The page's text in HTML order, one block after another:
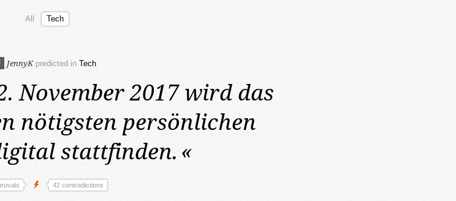
All Tech
JennyK predicted in Tech
November 2017 wird das
nötigsten persönlichen
stattfinden. «
42 contradictions